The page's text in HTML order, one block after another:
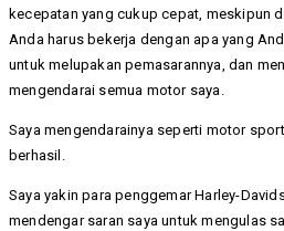
kecepatan yang cukup cepat, meskipun
Anda harus bekerja dengan apa yang
untuk melupakan pemasarannya, dan
mengendarai semua motor saya.
Saya mengendarainya seperti motor
berhasil.
Saya yakin para penggemar Harley-
mendengar saran saya untuk mengulas